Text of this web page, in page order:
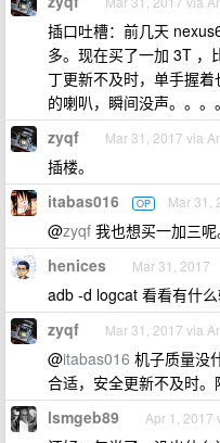
插口吐槽：前几天
多。现在买了一加 3T ，
丁更新不及时，单手握
的喇叭，瞬间没声。。。。
zyqf Mar 31, 2017 via
插楼。
itabas016 OP Mar 31,
@zyqf 我也想买一加三
henices Mar 31, 2017
adb -d logcat 看看有什
zyqf Mar 31, 2017 via
@itabas016 机子质量没
合适，安全更新不及时。
lsmgeb89 Apr 1, 2017